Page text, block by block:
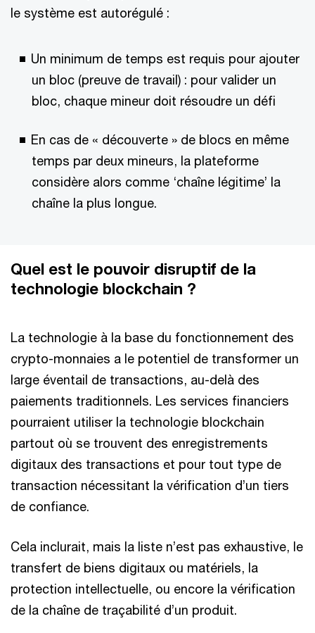
le système est autorégulé :
Un minimum de temps est requis pour ajouter
un bloc (preuve de travail) : pour valider un
bloc, chaque mineur doit résoudre un défi
En cas de « découverte » de blocs en même
temps par deux mineurs, la plateforme
considère alors comme ‘chaîne légitime’ la
chaîne la plus longue.
Quel est le pouvoir disruptif de la
technologie blockchain ?
La technologie à la base du fonctionnement des
crypto-monnaies a le potentiel de transformer un
large éventail de transactions, au-delà des
paiements traditionnels. Les services financiers
pourraient utiliser la technologie blockchain
partout où se trouvent des enregistrements
digitaux des transactions et pour tout type de
transaction nécessitant la vérification d’un tiers
de confiance.
Cela inclurait, mais la liste n’est pas exhaustive, le
transfert de biens digitaux ou matériels, la
protection intellectuelle, ou encore la vérification
de la chaîne de traçabilité d’un produit.